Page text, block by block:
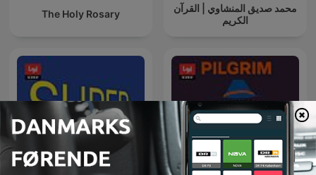
The Holy Rosary
محمد صديق المنشاوي | القرآن
الكريم